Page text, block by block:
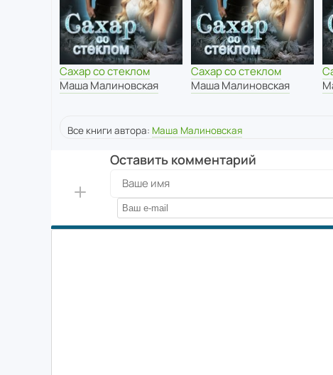
Сахар со стеклом
Маша Малиновская
Сахар со стеклом
Маша Малиновская
Все книги автора: Маша Малиновская
Оставить комментарий